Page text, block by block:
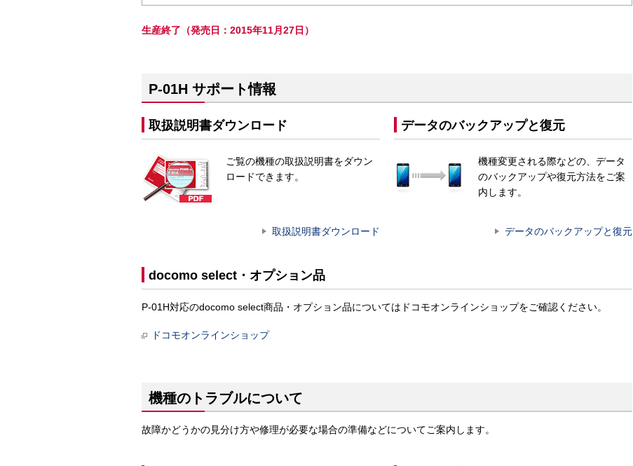
生産終了（発売日：2015年11月27日）
P-01H サポート情報
取扱説明書ダウンロード
ご覧の機種の取扱説明書をダウン
ロードできます。
取扱説明書ダウンロード
データのバックアップと復元
機種変更される際などの、データ
のバックアップや復元方法をご案
内します。
データのバックアップと復元
docomo select・オプション品
P-01H対応のdocomo select商品・オプション品についてはドコモオンラインショップをご確認ください。
ドコモオンラインショップ
機種のトラブルについて
故障かどうかの見分け方や修理が必要な場合の準備などについてご案内します。